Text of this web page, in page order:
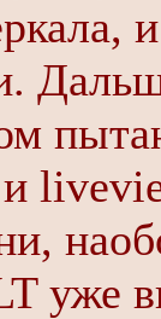
уже